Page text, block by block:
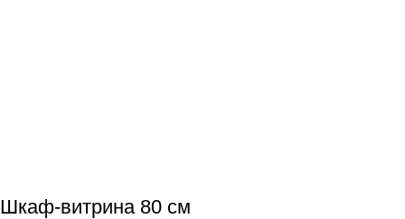
Шкаф-витрина 80 см